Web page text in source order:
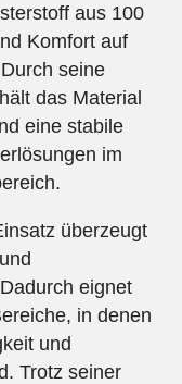
aus 100
Komfort auf
seine
das Material
eine stabile
im
überzeugt
eignet
in denen
und
Trotz seiner